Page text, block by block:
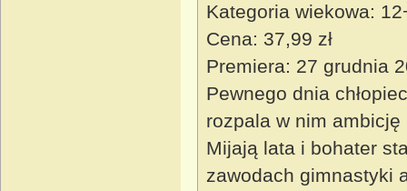
Kategoria wiekowa:
Cena: 37,99 zł
Premiera: 27 grudnia
Pewnego dnia
rozpala w nim ambicję
Mijają lata i bohater
zawodach gimnastyki